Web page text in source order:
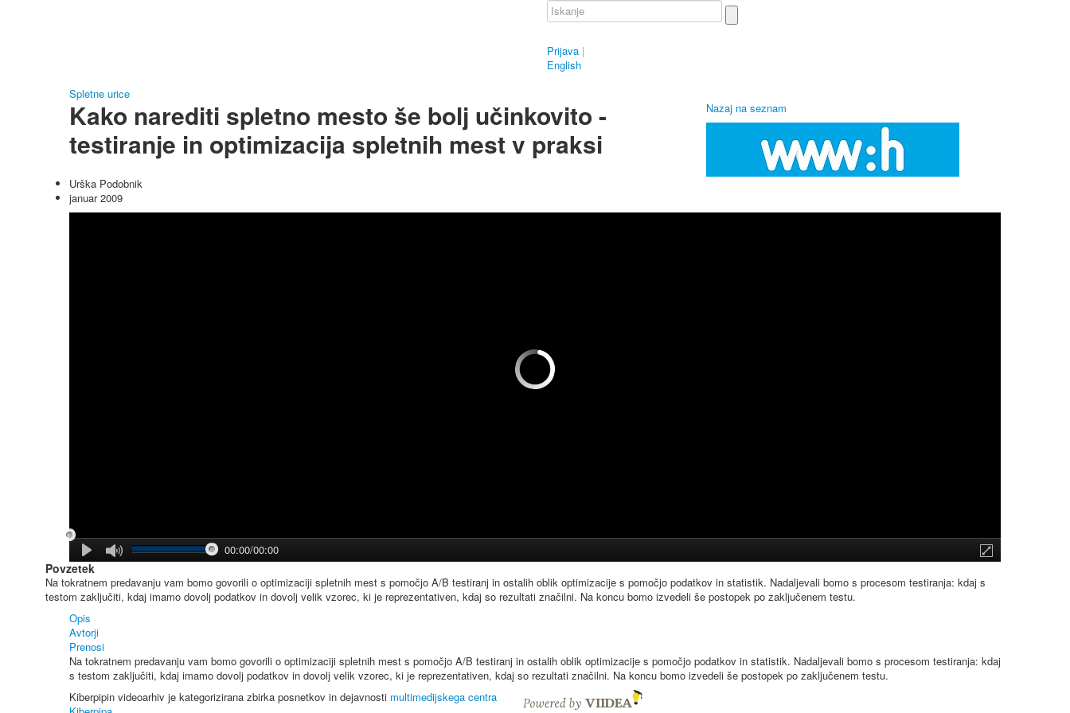
Prijava |
English
Spletne urice
Kako narediti spletno mesto še bolj učinkovito -
testiranje in optimizacija spletnih mest v praksi
Nazaj na seznam
Urška Podobnik
januar 2009
00:00/00:00
Povzetek
Na tokratnem predavanju vam bomo govorili o optimizaciji spletnih mest s pomočjo A/B testiranj in ostalih oblik optimizacije s pomočjo podatkov in statistik. Nadaljevali bomo s procesom testiranja: kdaj s
testom zaključiti, kdaj imamo dovolj podatkov in dovolj velik vzorec, ki je reprezentativen, kdaj so rezultati značilni. Na koncu bomo izvedeli še postopek po zaključenem testu.
Opis
Avtorji
Prenosi
Na tokratnem predavanju vam bomo govorili o optimizaciji spletnih mest s pomočjo A/B testiranj in ostalih oblik optimizacije s pomočjo podatkov in statistik. Nadaljevali bomo s procesom testiranja: kdaj
s testom zaključiti, kdaj imamo dovolj podatkov in dovolj velik vzorec, ki je reprezentativen, kdaj so rezultati značilni. Na koncu bomo izvedeli še postopek po zaključenem testu.
Kiberpipin videoarhiv je kategorizirana zbirka posnetkov in dejavnosti multimedijskega centra